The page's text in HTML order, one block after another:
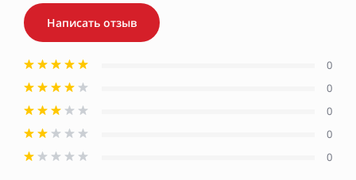
Написать отзыв
0
0
0
0
0